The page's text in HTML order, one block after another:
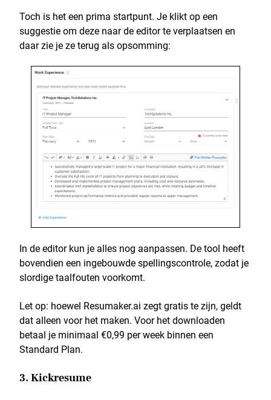
Toch is het een prima startpunt. Je klikt op een
suggestie om deze naar de editor te verplaatsen en
daar zie je ze terug als opsomming:
In de editor kun je alles nog aanpassen. De tool heeft
bovendien een ingebouwde spellingscontrole, zodat je
slordige taalfouten voorkomt.
Let op: hoewel Resumaker.ai zegt gratis te zijn, geldt
dat alleen voor het maken. Voor het downloaden
betaal je minimaal €0,99 per week binnen een
Standard Plan.
3. Kickresume